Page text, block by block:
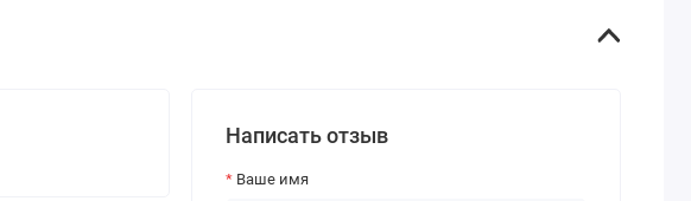
Написать отзыв
Ваше имя